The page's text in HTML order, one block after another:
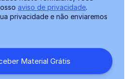
aviso de privacidade.
privacidade e não enviaremos